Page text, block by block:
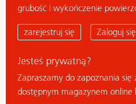
grubość i wykończenie
zarejestruj się Zaloguj się
Jesteś prywatną?
Zapraszamy do zapoznania się
dostępnym magazynem online